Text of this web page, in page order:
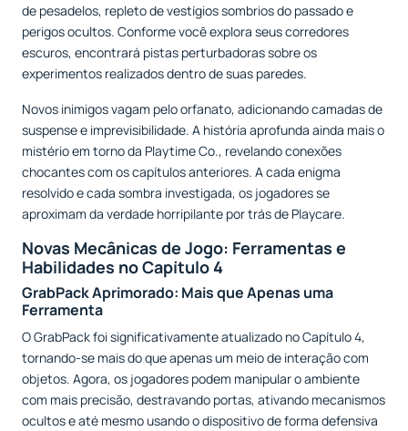
de pesadelos, repleto de vestígios sombrios do passado e
perigos ocultos. Conforme você explora seus corredores
escuros, encontrará pistas perturbadoras sobre os
experimentos realizados dentro de suas paredes.
Novos inimigos vagam pelo orfanato, adicionando camadas de
suspense e imprevisibilidade. A história aprofunda ainda mais o
mistério em torno da Playtime Co., revelando conexões
chocantes com os capítulos anteriores. A cada enigma
resolvido e cada sombra investigada, os jogadores se
aproximam da verdade horripilante por trás de Playcare.
Novas Mecânicas de Jogo: Ferramentas e
Habilidades no Capítulo 4
GrabPack Aprimorado: Mais que Apenas uma
Ferramenta
O GrabPack foi significativamente atualizado no Capítulo 4,
tornando-se mais do que apenas um meio de interação com
objetos. Agora, os jogadores podem manipular o ambiente
com mais precisão, destravando portas, ativando mecanismos
ocultos e até mesmo usando o dispositivo de forma defensiva